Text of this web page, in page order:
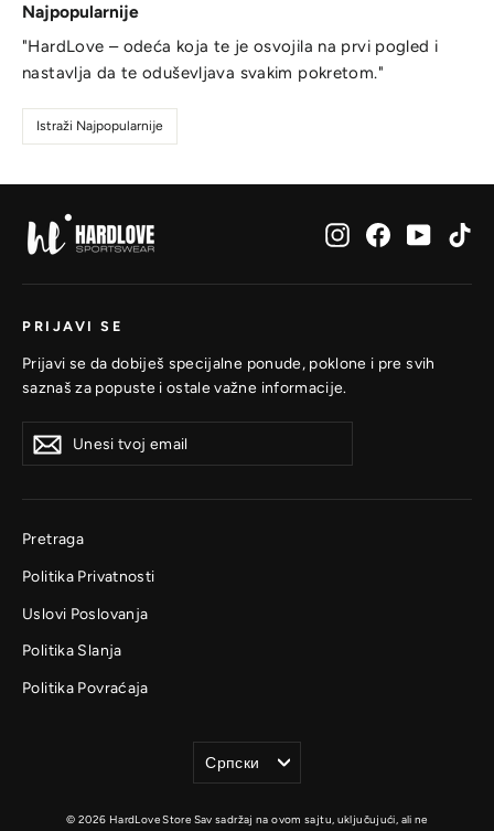
Najpopularnije
"HardLove – odeća koja te je osvojila na prvi pogled i
nastavlja da te oduševljava svakim pokretom."
Istraži Najpopularnije
InstagramFacebook
PRIJAVI SE
Prijavi se da dobiješ specijalne ponude, poklone i pre svih
saznaš za popuste i ostale važne informacije.
tvoj
se
Prijavi
se
Pretraga
Politika Privatnosti
Uslovi Poslovanja
Politika Slanja
Politika Povraćaja
Jezik
Српски
© 2026 HardLove Store Sav sadržaj na ovom sajtu, uključujući, ali ne